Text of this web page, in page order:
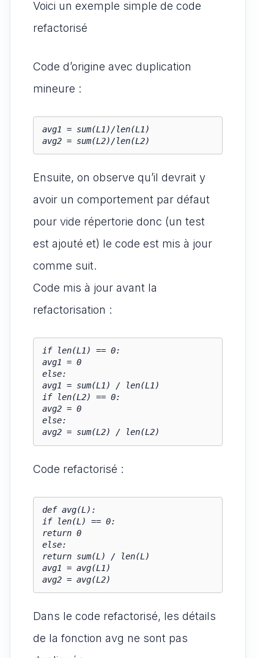
Voici un exemple simple de code
refactorisé
Code d’origine avec duplication
mineure :
avg1 = sum(L1)/len(L1)
avg2 = sum(L2)/len(L2)
Ensuite, on observe qu’il devrait y
avoir un comportement par défaut
pour vide répertorie donc (un test
est ajouté et) le code est mis à jour
comme suit.
Code mis à jour avant la
refactorisation :
if len(L1) == 0:
avg1 = 0
else:
avg1 = sum(L1) / len(L1)
if len(L2) == 0:
avg2 = 0
else:
avg2 = sum(L2) / len(L2)
Code refactorisé :
def avg(L):
if len(L) == 0:
return 0
else:
return sum(L) / len(L)
avg1 = avg(L1)
avg2 = avg(L2)
Dans le code refactorisé, les détails
de la fonction avg ne sont pas